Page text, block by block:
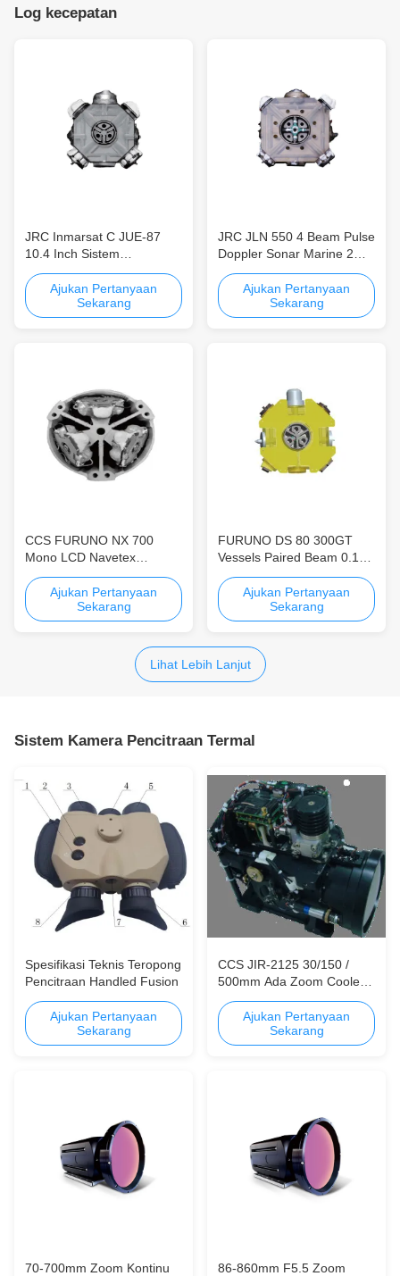
Log kecepatan
JRC Inmarsat C JUE-87
10.4 Inch Sistem
Komunikasi Satelit Seluler
GMDSSAjukan Pertanyaan
Sekarang
JRC JLN 550 4 Beam Pulse
Doppler Sonar Marine 2
Axis Speed ​​Log Konsumsi
Daya Rendah Akurasi
pengukuran kecepatan
tinggi
Ajukan Pertanyaan
Sekarang
CCS FURUNO NX 700
Mono LCD Navetex
Receiver
Ajukan Pertanyaan
Sekarang
FURUNO DS 80 300GT
Vessels Paired Beam 0.1Kn
Speed ​​Log Hemat biaya
Ajukan Pertanyaan
Sekarang
Lihat Lebih Lanjut
Sistem Kamera Pencitraan Termal
Spesifikasi Teknis Teropong
Pencitraan Handled Fusion
Ajukan Pertanyaan
Sekarang
CCS JIR-2125 30/150 /
500mm Ada Zoom Cooled
MWIR Thermal Imager
hemat biaya
Ajukan Pertanyaan
Sekarang
70-700mm Zoom Kontinu
86-860mm F5.5 Zoom